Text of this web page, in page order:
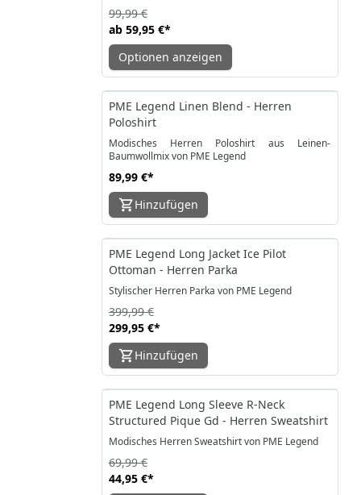
ab 59,95 €*
99,99 €
Optionen anzeigen
PME Legend Linen Blend - Herren
Poloshirt
Modisches Herren Poloshirt aus Leinen-
Baumwollmix von PME Legend
89,99 €*
Hinzufügen
-25%
PME Legend Long Jacket Ice Pilot
Ottoman - Herren Parka
Stylischer Herren Parka von PME Legend
299,95 €*
399,99 €
Hinzufügen
-36%
PME Legend Long Sleeve R-Neck
Structured Pique Gd - Herren Sweatshirt
Modisches Herren Sweatshirt von PME Legend
44,95 €*
69,99 €